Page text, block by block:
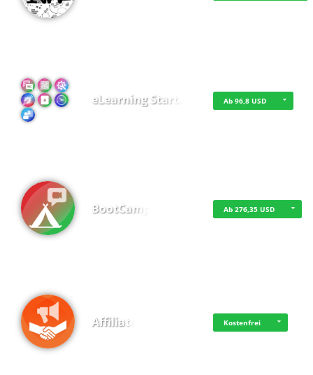
eLearning Start… Ab 96,8 USD
BootCamp Ab 276,35 USD
Affiliate Kostenfrei